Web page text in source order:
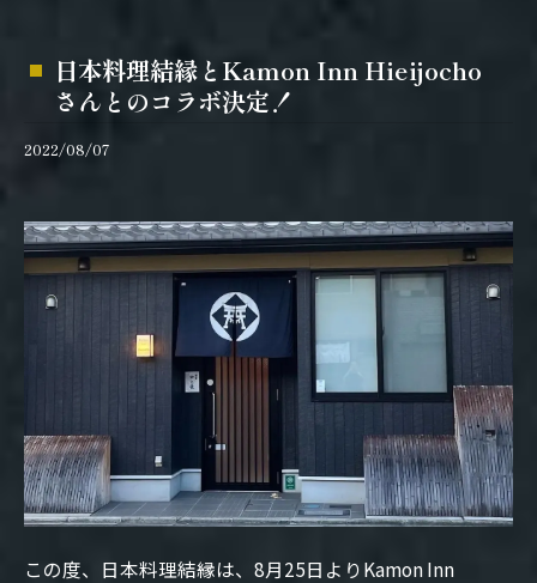
日本料理結縁とKamon Inn Hieijocho
さんとのコラボ決定！
2022/08/07
この度、日本料理結縁は、8月25日よりKamon Inn